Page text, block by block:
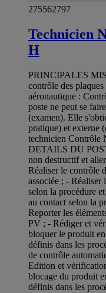
275562797
Technicien
H
PRINCIPALES
contrôle des
aéronautique :
poste ne peut se
(examen). Elle
pratique) et externe
technicien Contrôle
DETAILS DU
non destructif et
Réaliser le contrôle
associée ; -
selon la procédure
au contact selon la
Reporter les
PV ; - Rédiger et
bloquer le produit
définis dans les
de contrôle
Edition et
blocage du produit
définis dans les